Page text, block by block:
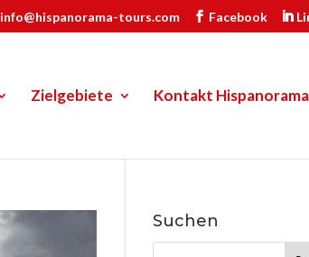
info@hispanorama-tours.com Facebook
Zielgebiete Kontakt Hispanorama
Suchen